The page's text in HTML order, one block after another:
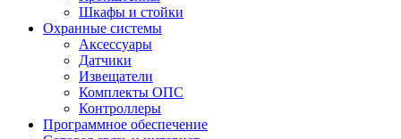
Шкафы и стойки
Охранные системы
Аксессуары
Датчики
Извещатели
Комплекты ОПС
Контроллеры
Программное обеспечение